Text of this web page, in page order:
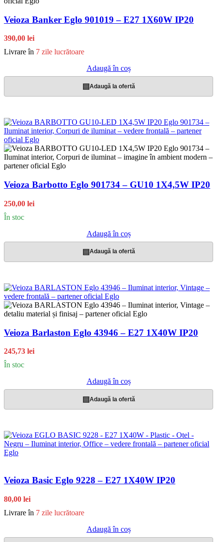
Veioza Banker Eglo 901019 – E27 1X60W IP20
390,00 lei
Livrare în 7 zile lucrătoare
Adaugă în coș
▤Adaugă la ofertă
Veioza Barbotto Eglo 901734 – GU10 1X4,5W IP20
250,00 lei
În stoc
Adaugă în coș
▤Adaugă la ofertă
Veioza Barlaston Eglo 43946 – E27 1X40W IP20
245,73 lei
În stoc
Adaugă în coș
▤Adaugă la ofertă
Veioza Basic Eglo 9228 – E27 1X40W IP20
80,00 lei
Livrare în 7 zile lucrătoare
Adaugă în coș